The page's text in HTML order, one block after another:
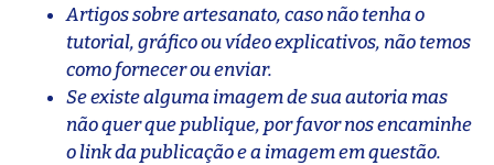
Artigos sobre artesanato, caso não tenha o
tutorial, gráfico ou vídeo explicativos, não temos
como fornecer ou enviar.
Se existe alguma imagem de sua autoria mas
não quer que publique, por favor nos encaminhe
o link da publicação e a imagem em questão.